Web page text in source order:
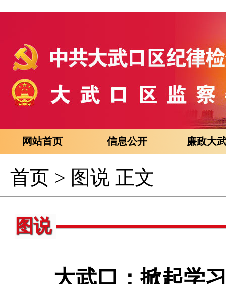
网站首页 信息公开 廉政大
首页 > 图说 正文
图说
大武口：掀起学